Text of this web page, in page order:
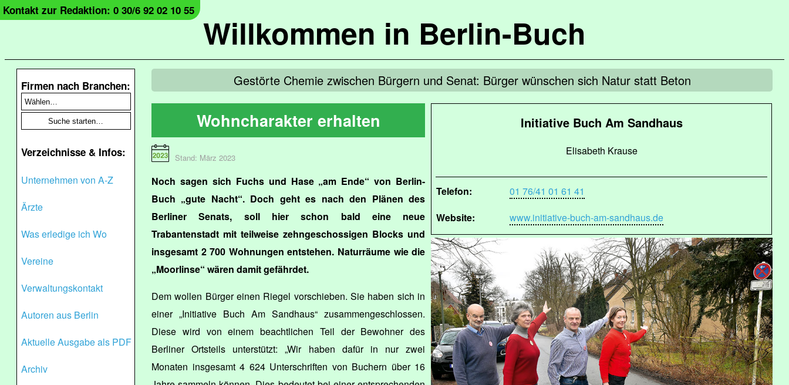
Willkommen in Berlin-Buch
Kontakt zur Redaktion: 0 30/6 92 02 10 55
Firmen nach Branchen:
Verzeichnisse & Infos:
Unternehmen von A-Z
Ärzte
Was erledige ich Wo
Vereine
Verwaltungskontakt
Autoren aus Berlin
Aktuelle Ausgabe als PDF
Archiv
Gestörte Chemie zwischen Bürgern und Senat: Bürger wünschen sich Natur statt Beton
Initiative Buch Am Sandhaus
Elisabeth Krause
Telefon:
01 76/41 01 61 41
Website:
www.initiative-buch-am-sandhaus.de
Wohncharakter erhalten
Stand: März 2023
Noch sagen sich Fuchs und Hase „am Ende“ von Berlin-
Buch „gute Nacht“. Doch geht es nach den Plänen des
Berliner Senats, soll hier schon bald eine neue
Trabantenstadt mit teilweise zehngeschossigen Blocks und
insgesamt 2 700 Wohnungen entstehen. Naturräume wie die
„Moorlinse“ wären damit gefährdet.
Dem wollen Bürger einen Riegel vorschieben. Sie haben sich in
einer „Initiative Buch Am Sandhaus“ zusammengeschlossen.
Diese wird von einem beachtlichen Teil der Bewohner des
Berliner Ortsteils unterstützt: „Wir haben dafür in nur zwei
Monaten insgesamt 4 624 Unterschriften von Buchern über 16